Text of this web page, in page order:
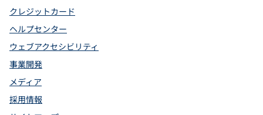
クレジットカード
ヘルプセンター
ウェブアクセシビリティ
事業開発
メディア
採用情報